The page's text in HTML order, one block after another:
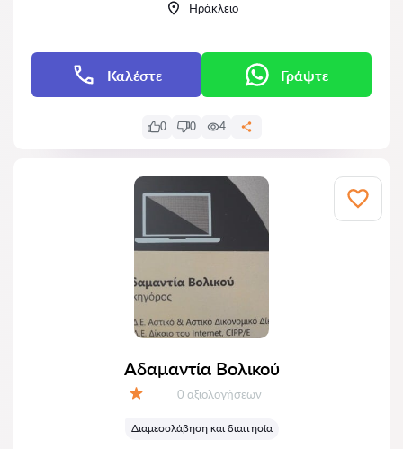
Ηράκλειο
Καλέστε Γράψτε
0 0 4
Αδαμαντία Βολικού
Αξιολογήσεις:
0 αξιολογήσεων
Διαμεσολάβηση και διαιτησία